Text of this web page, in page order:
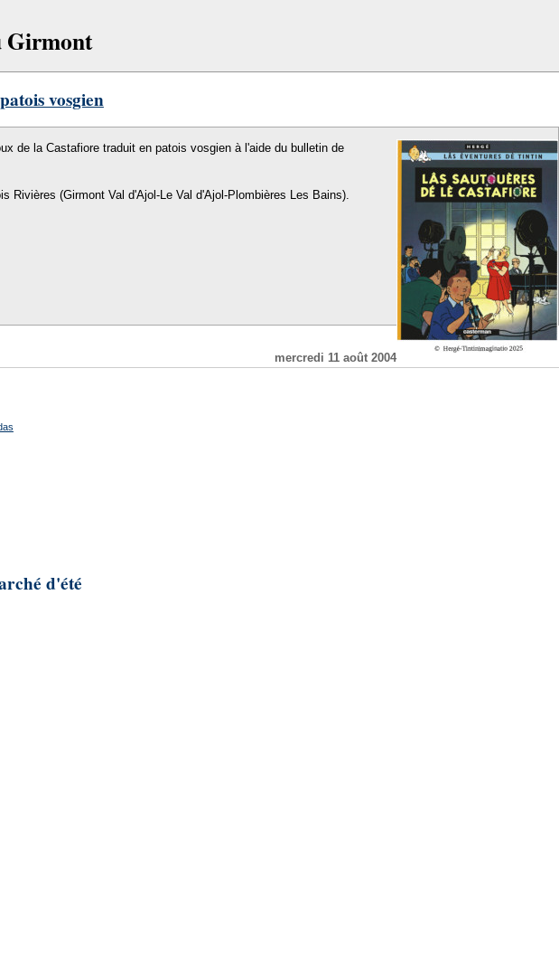
Girmont
vosgien
de la Castafiore traduit en patois vosgien à l'aide du bulletin de
Rivières (Girmont Val d'Ajol-Le Val d'Ajol-Plombières Les Bains).
mercredi 11 août 2004
d'été